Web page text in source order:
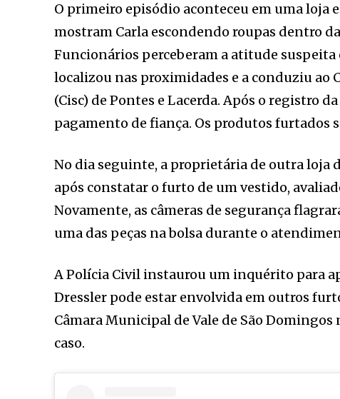
O primeiro episódio aconteceu em uma loja
mostram Carla escondendo roupas dentro
Funcionários perceberam a atitude suspeita
localizou nas proximidades e a conduziu ao
(Cisc) de Pontes e Lacerda. Após o registro
pagamento de fiança. Os produtos furtados
No dia seguinte, a proprietária de outra loja
após constatar o furto de um vestido,
Novamente, as câmeras de segurança
uma das peças na bolsa durante o
A Polícia Civil instaurou um inquérito para
Dressler pode estar envolvida em outros
Câmara Municipal de Vale de São
caso.